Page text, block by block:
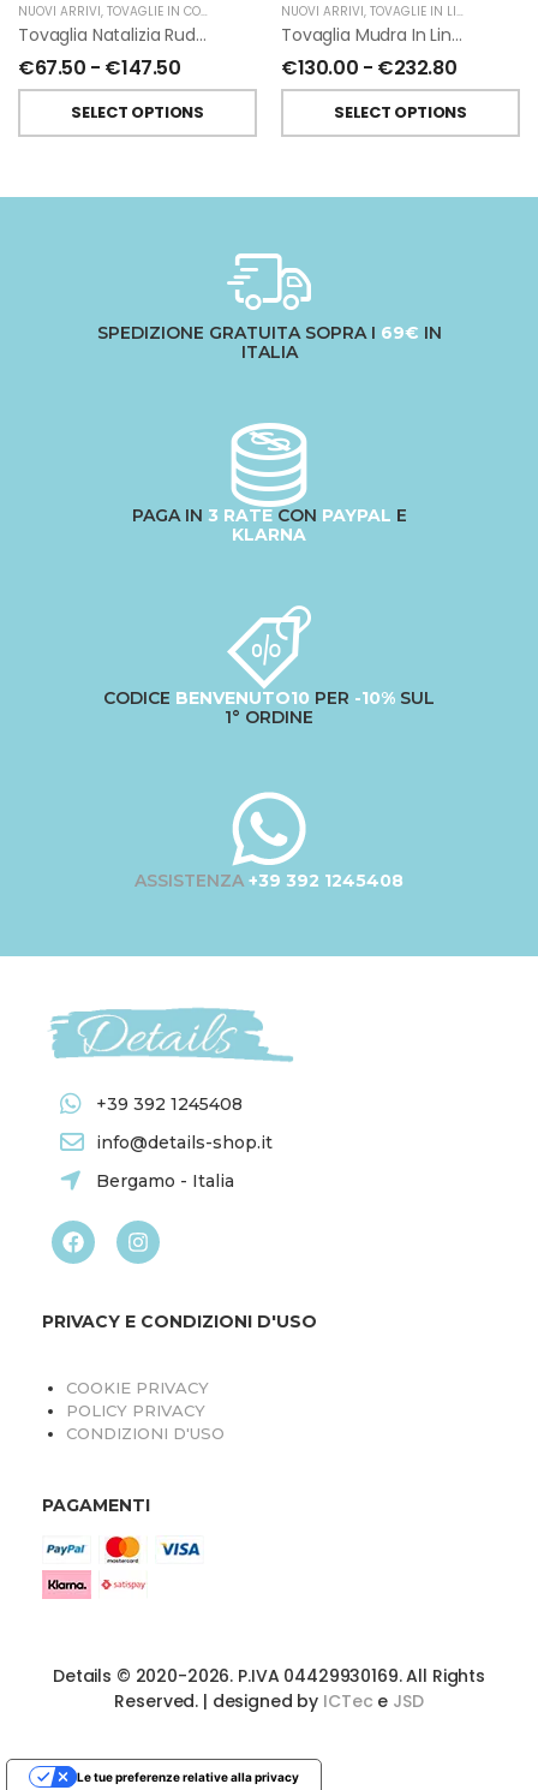
NUOVI ARRIVI, TOVAGLIE IN COTONE ,TESSITURA TOSCANA TELERIE
Tovaglia Natalizia Rudy In Cotone Di Tessitura Toscana Telerie
€67.50 - €147.50
SELECT OPTIONS
NUOVI ARRIVI, TOVAGLIE IN LINO
Tovaglia Mudra In Lino Di Tessitura Toscana Telerie
€130.00 - €232.80
SELECT OPTIONS
SPEDIZIONE GRATUITA SOPRA I 69€ IN
ITALIA
PAGA IN 3 RATECON PAYPAL E
KLARNA
CODICE BENVENUTO10 PER -10% SUL
1° ORDINE
ASSISTENZA +39 392 1245408
+39 392 1245408
info@details-shop.it
Bergamo - Italia
PRIVACY E CONDIZIONI D'USO
COOKIE PRIVACY
POLICY PRIVACY
CONDIZIONI D'USO
PAGAMENTI
Details © 2020-2026. P.IVA 04429930169. All Rights
Reserved. | designed by ICTec e JSD
Le tue preferenze relative alla privacy